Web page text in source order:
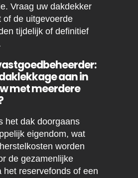
Vraag uw dakdekker
of de uitgevoerde
tijdelijk of definitief
aan in
met meerdere
het dak doorgaans
eigendom, wat
worden
de gezamenlijke
het reservefonds of een